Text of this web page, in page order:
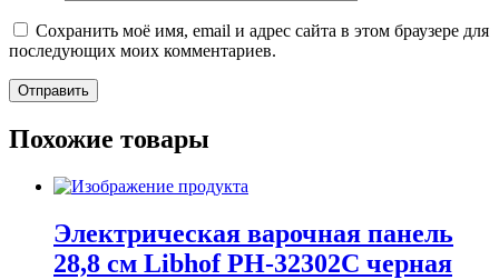
Сохранить моё имя, email и адрес сайта в этом браузере для
последующих моих комментариев.
Похожие товары
Электрическая варочная панель
28,8 см Libhof PH-32302C черная